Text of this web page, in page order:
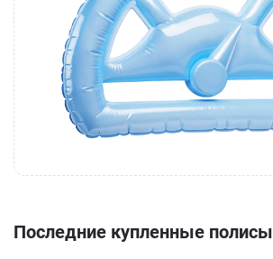
Последние купленные полисы